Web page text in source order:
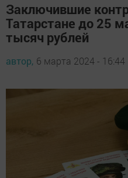
Заключившие
Татарстане до 25
тысяч рублей
автор, 6 марта 2024 - 16:44